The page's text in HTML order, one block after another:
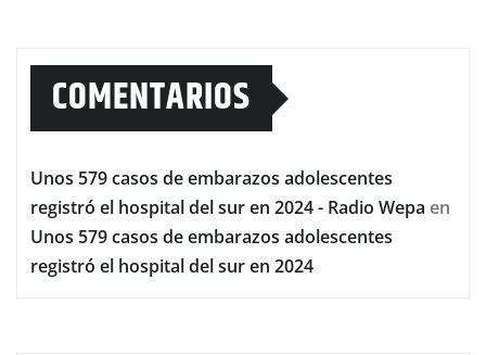
COMENTARIOS
Unos 579 casos de embarazos adolescentes
registró el hospital del sur en 2024 - Radio Wepa en
Unos 579 casos de embarazos adolescentes
registró el hospital del sur en 2024